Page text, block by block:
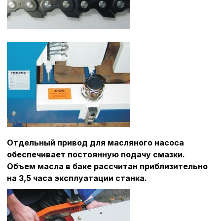
Отдельный привод для масляного насоса
обеспечивает постоянную подачу смазки.
Объем масла в баке рассчитан приблизительно
на 3,5 часа эксплуатации станка.
обработки сookies
Настройте параметры
Вы можете настроить
каждого типа файлов
типа «технические
функционирование
Ваш выбор настроек на
этого периода Сайт